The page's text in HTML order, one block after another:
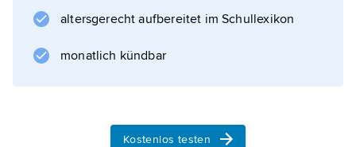
international anerkannten griechisch-
zyprischen Nordteil, der als Türkische
altersgerecht aufbereitet im Schullexikon
monatlich kündbar
Kostenlos testen